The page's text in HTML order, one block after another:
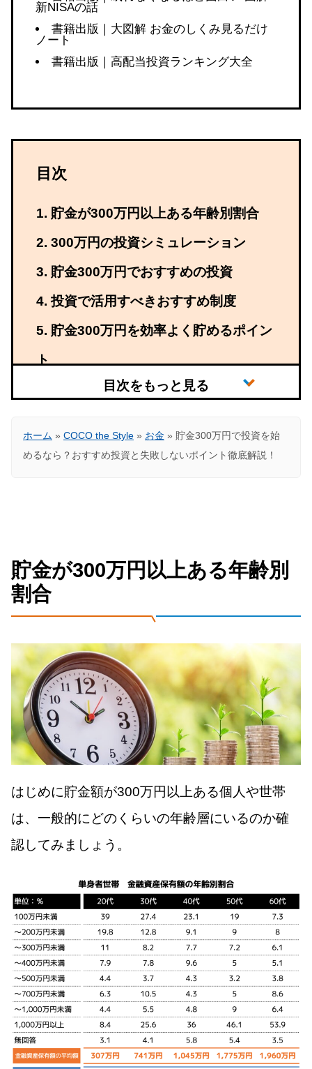
新NISAの話
書籍出版｜大図解 お金のしくみ見るだけ
ノート
書籍出版｜高配当投資ランキング大全
目次
貯金が300万円以上ある年齢別割合
300万円の投資シミュレーション
貯金300万円でおすすめの投資
投資で活用すべきおすすめ制度
貯金300万円を効率よく貯めるポイン
ト
ホーム » COCO the Style » お金 » 貯金300万円で投資を始
めるなら？おすすめ投資と失敗しないポイント徹底解説！
貯金が300万円以上ある年齢別
割合
はじめに貯金額が300万円以上ある個人や世帯
は、一般的にどのくらいの年齢層にいるのか確
認してみましょう。